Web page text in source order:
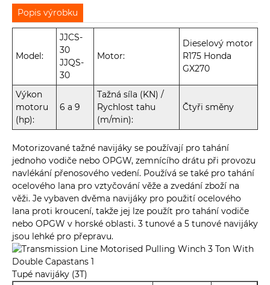
Popis výrobku
Model:
JJCS-
30
JJQS-
30
Motor:
Dieselový motor
R175 Honda
GX270
Výkon
motoru
(hp):
6 a 9
Tažná síla (KN) /
Rychlost tahu
(m/min):
Čtyři směny
Motorizované tažné navijáky se používají pro tahání
jednoho vodiče nebo OPGW, zemnícího drátu při provozu
navlékání přenosového vedení. Používá se také pro tahání
ocelového lana pro vztyčování věže a zvedání zboží na
věži. Je vybaven dvěma navijáky pro použití ocelového
lana proti kroucení, takže jej lze použít pro tahání vodiče
nebo OPGW v horské oblasti. 3 tunové a 5 tunové navijáky
jsou lehké pro přepravu.
Tupé navijáky (3T)